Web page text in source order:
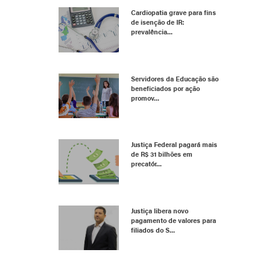
Cardiopatia grave para fins
de isenção de IR:
prevalência...
Servidores da Educação são
beneficiados por ação
promov...
Justiça Federal pagará mais
de R$ 31 bilhões em
precatór...
Justiça libera novo
pagamento de valores para
filiados do S...